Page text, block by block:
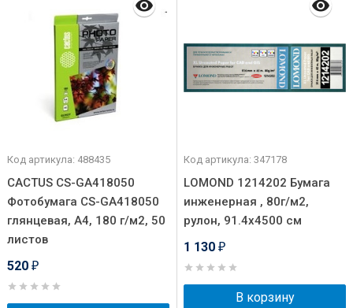
Код артикула: 488435
CACTUS CS-GA418050
Фотобумага CS-GA418050
глянцевая, А4, 180 г/м2, 50
листов
520 ₽
Код артикула: 347178
LOMOND 1214202 Бумага
инженерная , 80г/м2,
рулон, 91.4x4500 см
1 130 ₽
В корзину